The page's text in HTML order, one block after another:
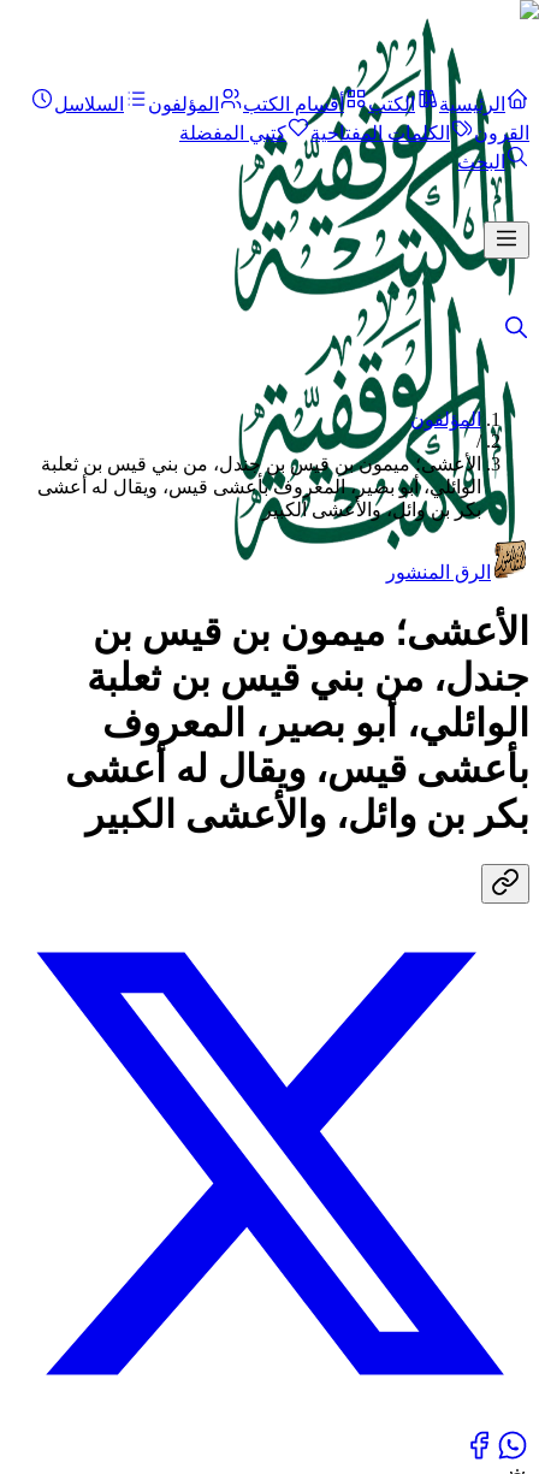
الرئيسية الكتب أقسام الكتب المؤلفون
السلاسل
القرون
الكلمات المفتاحية
كتبي المفضلة
البحث
المؤلفون
/
الأعشى؛ ميمون بن قيس بن جندل، من بني قيس بن ثعلبة
الوائلي، أبو بصير، المعروف بأعشى قيس، ويقال له أعشى
بكر بن وائل، والأعشى الكبير
الرق المنشور
الأعشى؛ ميمون بن قيس بن
جندل، من بني قيس بن ثعلبة
الوائلي، أبو بصير، المعروف
بأعشى قيس، ويقال له أعشى
بكر بن وائل، والأعشى الكبير